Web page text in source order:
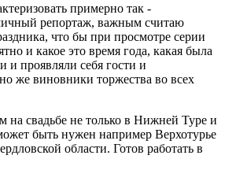
примерно так -
репортаж, важным считаю
что бы при просмотре серии
и какое это время года, какая была
и проявляли себя гости и
же виновники торжества во всех
на свадьбе не только в Нижней Туре и
быть нужен например Верхотурье
области. Готов работать в